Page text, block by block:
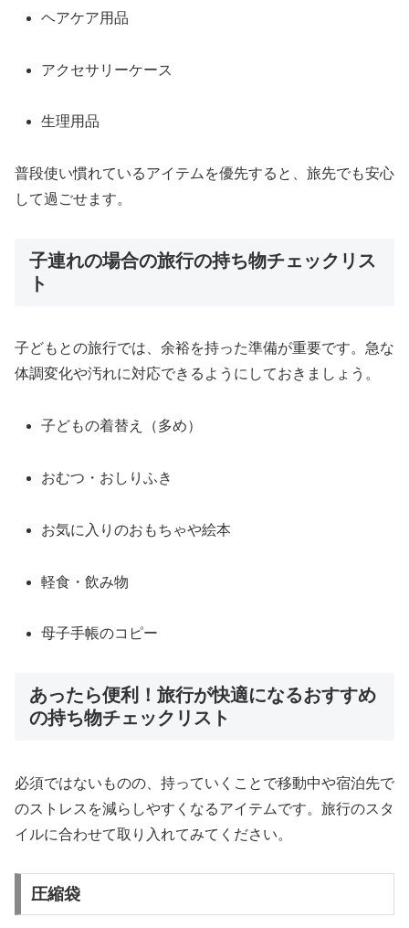
ヘアケア用品
アクセサリーケース
生理用品
普段使い慣れているアイテムを優先すると、旅先でも安心
して過ごせます。
子連れの場合の旅行の持ち物チェックリス
ト
子どもとの旅行では、余裕を持った準備が重要です。急な
体調変化や汚れに対応できるようにしておきましょう。
子どもの着替え（多め）
おむつ・おしりふき
お気に入りのおもちゃや絵本
軽食・飲み物
母子手帳のコピー
あったら便利！旅行が快適になるおすすめ
の持ち物チェックリスト
必須ではないものの、持っていくことで移動中や宿泊先で
のストレスを減らしやすくなるアイテムです。旅行のスタ
イルに合わせて取り入れてみてください。
圧縮袋